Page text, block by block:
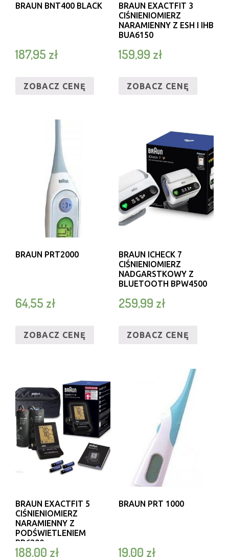
BRAUN BNT400 BLACK
187,95 zł
ZOBACZ CENĘ
BRAUN EXACTFIT 3
CIŚNIENIOMIERZ
NARAMIENNY Z ESH I IHB
BUA6150
159,99 zł
ZOBACZ CENĘ
BRAUN PRT2000
64,55 zł
ZOBACZ CENĘ
BRAUN ICHECK 7
CIŚNIENIOMIERZ
NADGARSTKOWY Z
BLUETOOTH BPW4500
259,99 zł
ZOBACZ CENĘ
BRAUN EXACTFIT 5
CIŚNIENIOMIERZ
NARAMIENNY Z
PODŚWIETLENIEM
BP6200
188,00 zł
BRAUN PRT 1000
19,00 zł